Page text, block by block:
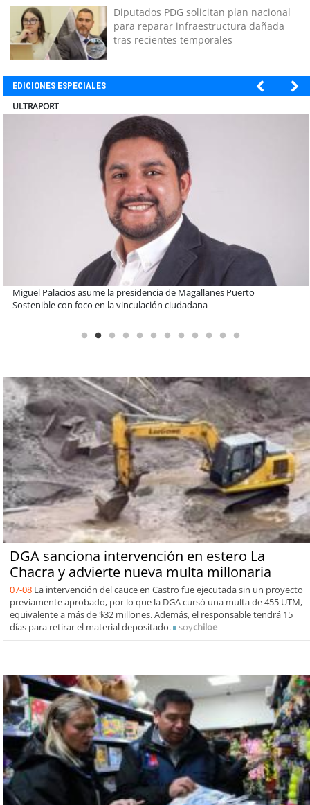
Diputados PDG solicitan plan nacional
para reparar infraestructura dañada
tras recientes temporales
EDICIONES ESPECIALES
BANCO DE CHILE
Educación y colaboración público-privada se toman La Araucanía:
encuentro reunió a líderes para abordar las brechas y oportunidades
DGA sanciona intervención en estero La
Chacra y advierte nueva multa millonaria
07-08 La intervención del cauce en Castro fue ejecutada sin un proyecto
previamente aprobado, por lo que la DGA cursó una multa de 455 UTM,
equivalente a más de $32 millones. Además, el responsable tendrá 15
días para retirar el material depositado.
soychiloe